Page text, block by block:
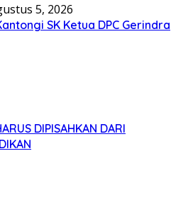
5, 2026
SK Ketua DPC Gerindra
DIPISAHKAN DARI